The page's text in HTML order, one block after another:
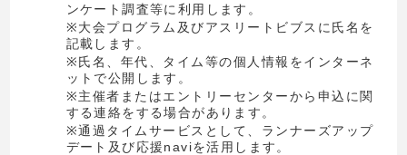
ンケート調査等に利用します。
※大会プログラム及びアスリートビブスに氏名を
記載します。
※氏名、年代、タイム等の個人情報をインターネ
ットで公開します。
※主催者またはエントリーセンターから申込に関
する連絡をする場合があります。
※通過タイムサービスとして、ランナーズアップ
デート及び応援naviを活用します。